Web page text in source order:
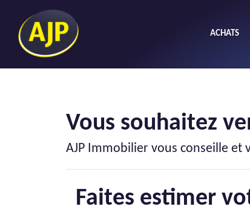
ACHATS
Vous souhaitez
AJP Immobilier vous conseille et
Faites estimer